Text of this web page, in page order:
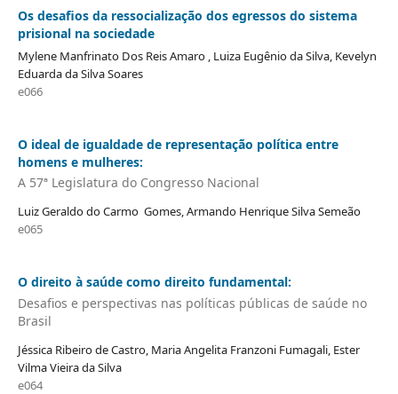
Os desafios da ressocialização dos egressos do sistema
prisional na sociedade
Mylene Manfrinato Dos Reis Amaro , Luiza Eugênio da Silva, Kevelyn
Eduarda da Silva Soares
e066
O ideal de igualdade de representação política entre
homens e mulheres:
A 57ª Legislatura do Congresso Nacional
Luiz Geraldo do Carmo Gomes, Armando Henrique Silva Semeão
e065
O direito à saúde como direito fundamental:
Desafios e perspectivas nas políticas públicas de saúde no
Brasil
Jéssica Ribeiro de Castro, Maria Angelita Franzoni Fumagali, Ester
Vilma Vieira da Silva
e064